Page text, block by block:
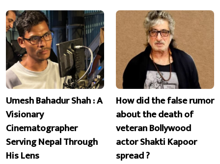
Umesh Bahadur Shah : A
Visionary
Cinematographer
Serving Nepal Through
His Lens
How did the false rumor
about the death of
veteran Bollywood
actor Shakti Kapoor
spread ?